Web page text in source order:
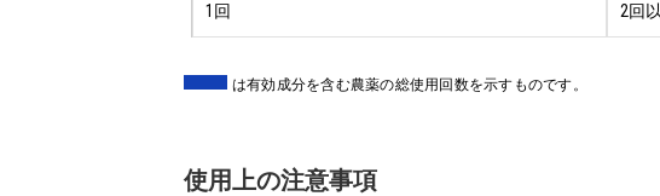
1回 2回
は有効成分を含む農薬の総使用回数を示すものです。
使用上の注意事項